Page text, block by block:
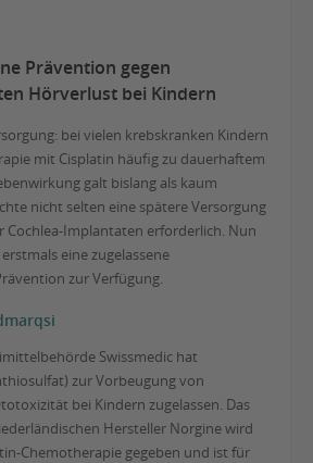
Prävention gegen
Hörverlust bei Kindern
bei vielen krebskranken Kindern
mit Cisplatin häufig zu dauerhaftem
galt bislang als kaum
nicht selten eine spätere Versorgung
Cochlea-Implantaten erforderlich. Nun
eine zugelassene
zur Verfügung.
Swissmedic hat
zur Vorbeugung von
bei Kindern zugelassen. Das
Hersteller Norgine wird
Chemotherapie gegeben und ist für